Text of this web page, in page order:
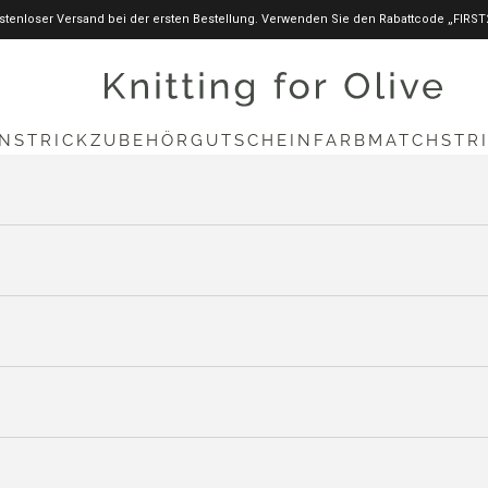
Versand bei der ersten Bestellung. Verwenden Sie den Rabattcode
knittingforolive.com
STRICKZUBEHÖR GUTSCHEIN FARBMATCH